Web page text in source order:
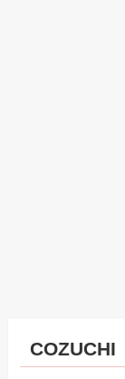
COZUCHI